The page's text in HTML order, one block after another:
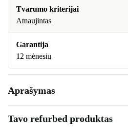
Tvarumo kriterijai
Atnaujintas
Garantija
12 mėnesių
Aprašymas
Tavo refurbed produktas